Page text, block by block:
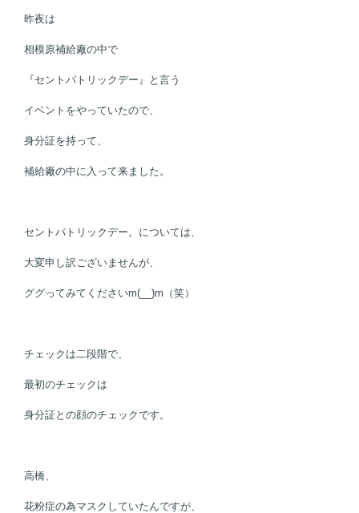
昨夜は
相模原補給廠の中で
『セントパトリックデー』と言う
イベントをやっていたので、
身分証を持って、
補給廠の中に入って来ました。
セントパトリックデー。については、
大変申し訳ございませんが、
ググってみてくださいm(__)m（笑）
チェックは二段階で、
最初のチェックは
身分証との顔のチェックです。
高橋、
花粉症の為マスクしていたんですが、